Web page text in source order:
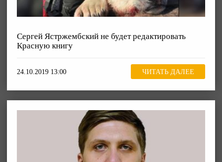
Сергей Ястржембский не будет редактировать
Красную книгу
24.10.2019 13:00 ЧИТАТЬ ДАЛЕЕ